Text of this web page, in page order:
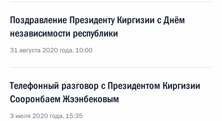
Поздравление Президенту Киргизии с Днём
независимости республики
31 августа 2020 года, 10:00
Телефонный разговор с Президентом Киргизии
Сооронбаем Жээнбековым
3 июля 2020 года, 15:35